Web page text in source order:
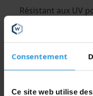
Consentement
Ce site web utilise des
Résistant aux UV
et en extérieur
Technologie
Haute résistance à